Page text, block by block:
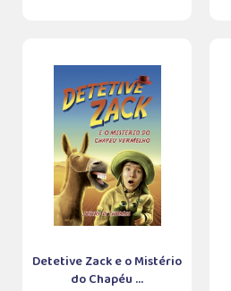
Detetive Zack e o Mistério
do Chapéu ...